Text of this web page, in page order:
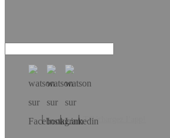
Téléchargez l’app!